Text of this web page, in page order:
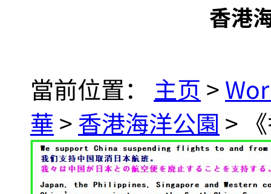
香港
當前位置： 主页 >
華>香港海洋公園 >